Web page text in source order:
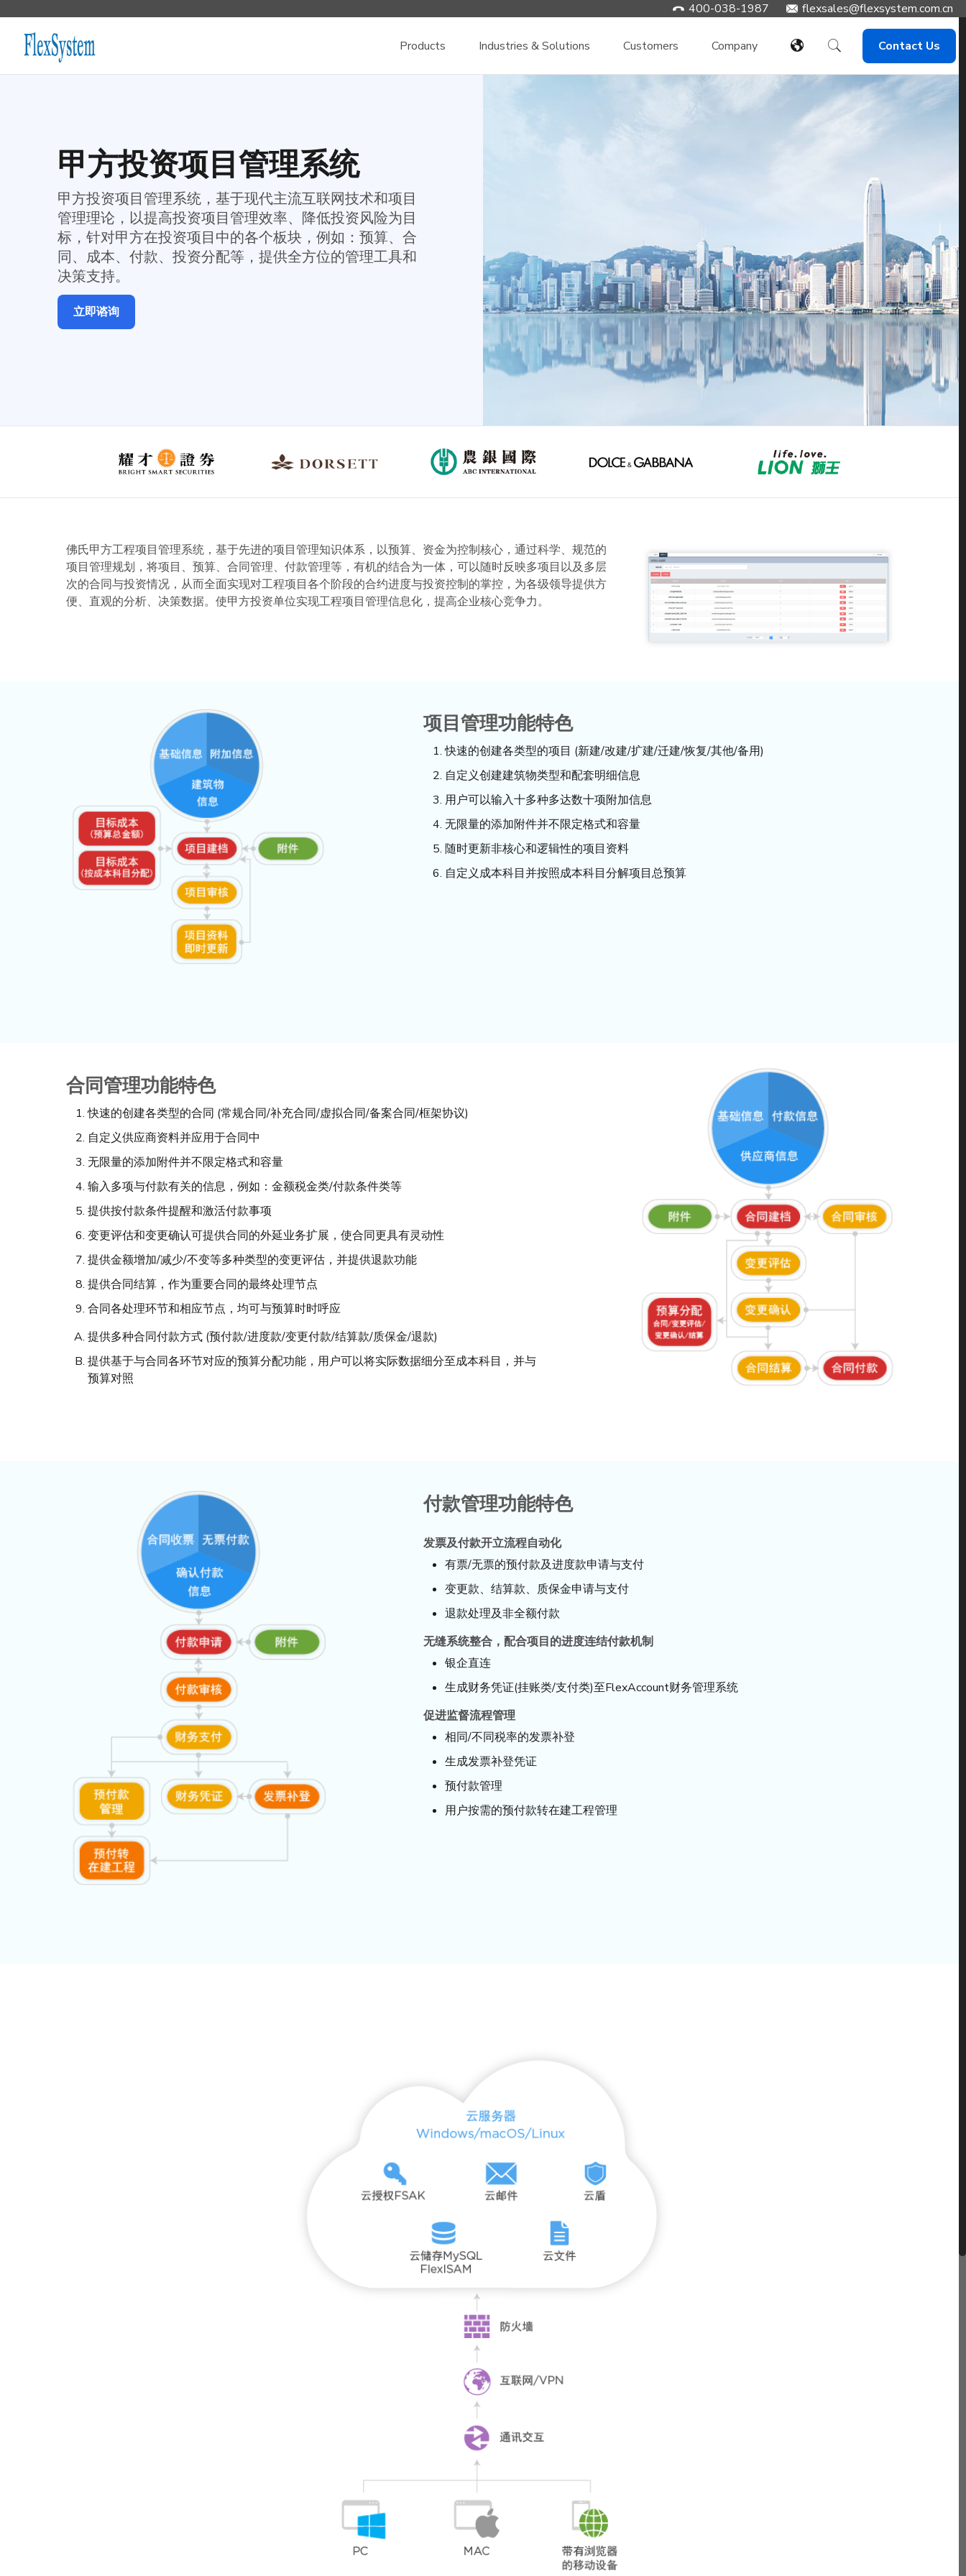
400-038-1987 flexsales@flexsystem.com.cn
Products Industries & Solutions Customers Company Contact Us
甲方投资项目管理系统
甲方投资项目管理系统，基于现代主流互联网技术和项目
管理理论，以提高投资项目管理效率、降低投资风险为目
标，针对甲方在投资项目中的各个板块，例如：预算、合
同、成本、付款、投资分配等，提供全方位的管理工具和
决策支持。
立即谘询
佛氏甲方工程项目管理系统，基于先进的项目管理知识体系，以预算、资金为控制核心，通过科学、规范的
项目管理规划，将项目、预算、合同管理、付款管理等，有机的结合为一体，可以随时反映多项目以及多层
次的合同与投资情况，从而全面实现对工程项目各个阶段的合约进度与投资控制的掌控，为各级领导提供方
便、直观的分析、决策数据。使甲方投资单位实现工程项目管理信息化，提高企业核心竞争力。
项目管理功能特色
快速的创建各类型的项目 (新建/改建/扩建/迁建/恢复/其他/备用)
自定义创建建筑物类型和配套明细信息
用户可以输入十多种多达数十项附加信息
无限量的添加附件并不限定格式和容量
随时更新非核心和逻辑性的项目资料
自定义成本科目并按照成本科目分解项目总预算
合同管理功能特色
快速的创建各类型的合同 (常规合同/补充合同/虚拟合同/备案合同/框架协议)
自定义供应商资料并应用于合同中
无限量的添加附件并不限定格式和容量
输入多项与付款有关的信息，例如：金额税金类/付款条件类等
提供按付款条件提醒和激活付款事项
变更评估和变更确认可提供合同的外延业务扩展，使合同更具有灵动性
提供金额增加/减少/不变等多种类型的变更评估，并提供退款功能
提供合同结算，作为重要合同的最终处理节点
合同各处理环节和相应节点，均可与预算时时呼应
提供多种合同付款方式 (预付款/进度款/变更付款/结算款/质保金/退款)
提供基于与合同各环节对应的预算分配功能，用户可以将实际数据细分至成本科目，并与
预算对照
付款管理功能特色
发票及付款开立流程自动化
有票/无票的预付款及进度款申请与支付
变更款、结算款、质保金申请与支付
退款处理及非全额付款
无缝系统整合，配合项目的进度连结付款机制
银企直连
生成财务凭证(挂账类/支付类)至FlexAccount财务管理系统
促进监督流程管理
相同/不同税率的发票补登
生成发票补登凭证
预付款管理
用户按需的预付款转在建工程管理